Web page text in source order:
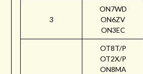
3
ON7WD
ON6ZV
ON3EC
OT8T/P
OT2X/P
ON8MA